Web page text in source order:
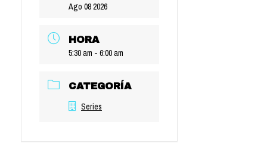
Ago 08 2026
HORA
5:30 am - 6:00 am
CATEGORÍA
Series